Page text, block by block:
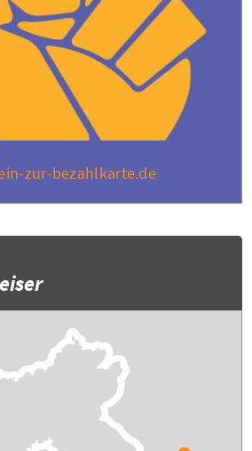
zur-bezahlkarte.de